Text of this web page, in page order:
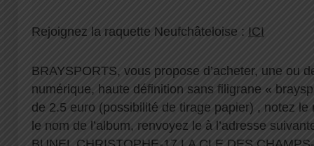
Rejoignez la raquette Neufchâteloise : ICI
BRAYSPORTS, vous propose d’acheter, une ou
numérique, haute définition sans filigrane «
de 2.5 euro (possibilité de tirage papier) , notez
le nom de l’album, renvoyez le à l’adresse